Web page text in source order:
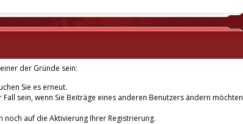
der Gründe sein:
Sie es erneut.
sein, wenn Sie Beiträge eines anderen Benutzers ändern möchten
noch auf die Aktivierung Ihrer Registrierung.